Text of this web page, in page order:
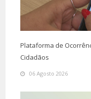
Plataforma de
Cidadãos
06 Agosto 2026